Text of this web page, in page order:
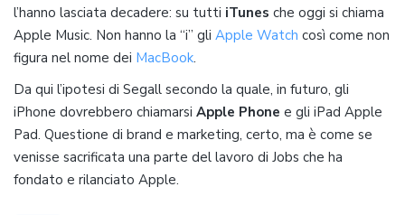
l’hanno lasciata decadere: su tutti iTunes che oggi si chiama
Apple Music. Non hanno la “i” gli Apple Watch così come non
figura nel nome dei MacBook.
Da qui l’ipotesi di Segall secondo la quale, in futuro, gli
iPhone dovrebbero chiamarsi Apple Phone e gli iPad Apple
Pad. Questione di brand e marketing, certo, ma è come se
venisse sacrificata una parte del lavoro di Jobs che ha
fondato e rilanciato Apple.